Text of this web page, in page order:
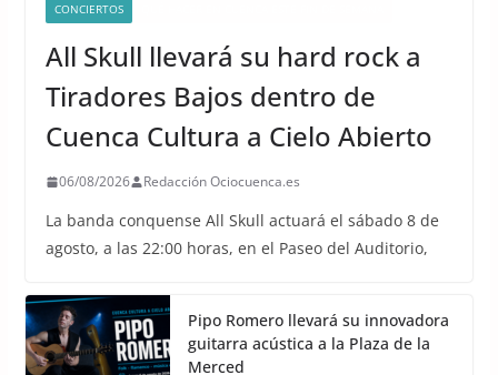
CONCIERTOS
All Skull llevará su hard rock a
Tiradores Bajos dentro de
Cuenca Cultura a Cielo Abierto
06/08/2026 Redacción Ociocuenca.es
La banda conquense All Skull actuará el sábado 8 de
agosto, a las 22:00 horas, en el Paseo del Auditorio,
Pipo Romero llevará su innovadora
guitarra acústica a la Plaza de la
Merced